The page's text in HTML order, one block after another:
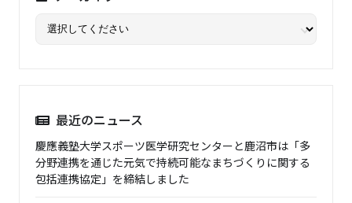
最近のニュース
慶應義塾大学スポーツ医学研究センターと鹿沼市は「多
分野連携を通じた元気で持続可能なまちづくりに関する
包括連携協定」を締結しました